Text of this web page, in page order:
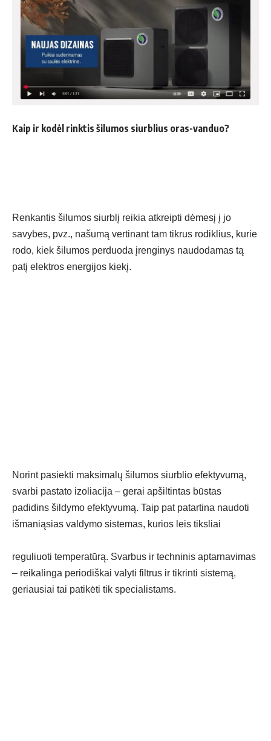
Kaip ir kodėl rinktis šilumos siurblius oras-vanduo?
Renkantis šilumos siurblį reikia atkreipti dėmesį į jo
savybes, pvz., našumą vertinant tam tikrus rodiklius, kurie
rodo, kiek šilumos perduoda įrenginys naudodamas tą
patį elektros energijos kiekį.
Norint pasiekti maksimalų šilumos siurblio efektyvumą,
svarbi pastato izoliacija – gerai apšiltintas būstas
padidins šildymo efektyvumą. Taip pat patartina naudoti
išmaniąsias valdymo sistemas, kurios leis tiksliai
reguliuoti temperatūrą. Svarbus ir techninis aptarnavimas
– reikalinga periodiškai valyti filtrus ir tikrinti sistemą,
geriausiai tai patikėti tik specialistams.